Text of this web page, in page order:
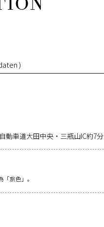
)
動車道大田中央・三瓶山IC約7分
旅色」。